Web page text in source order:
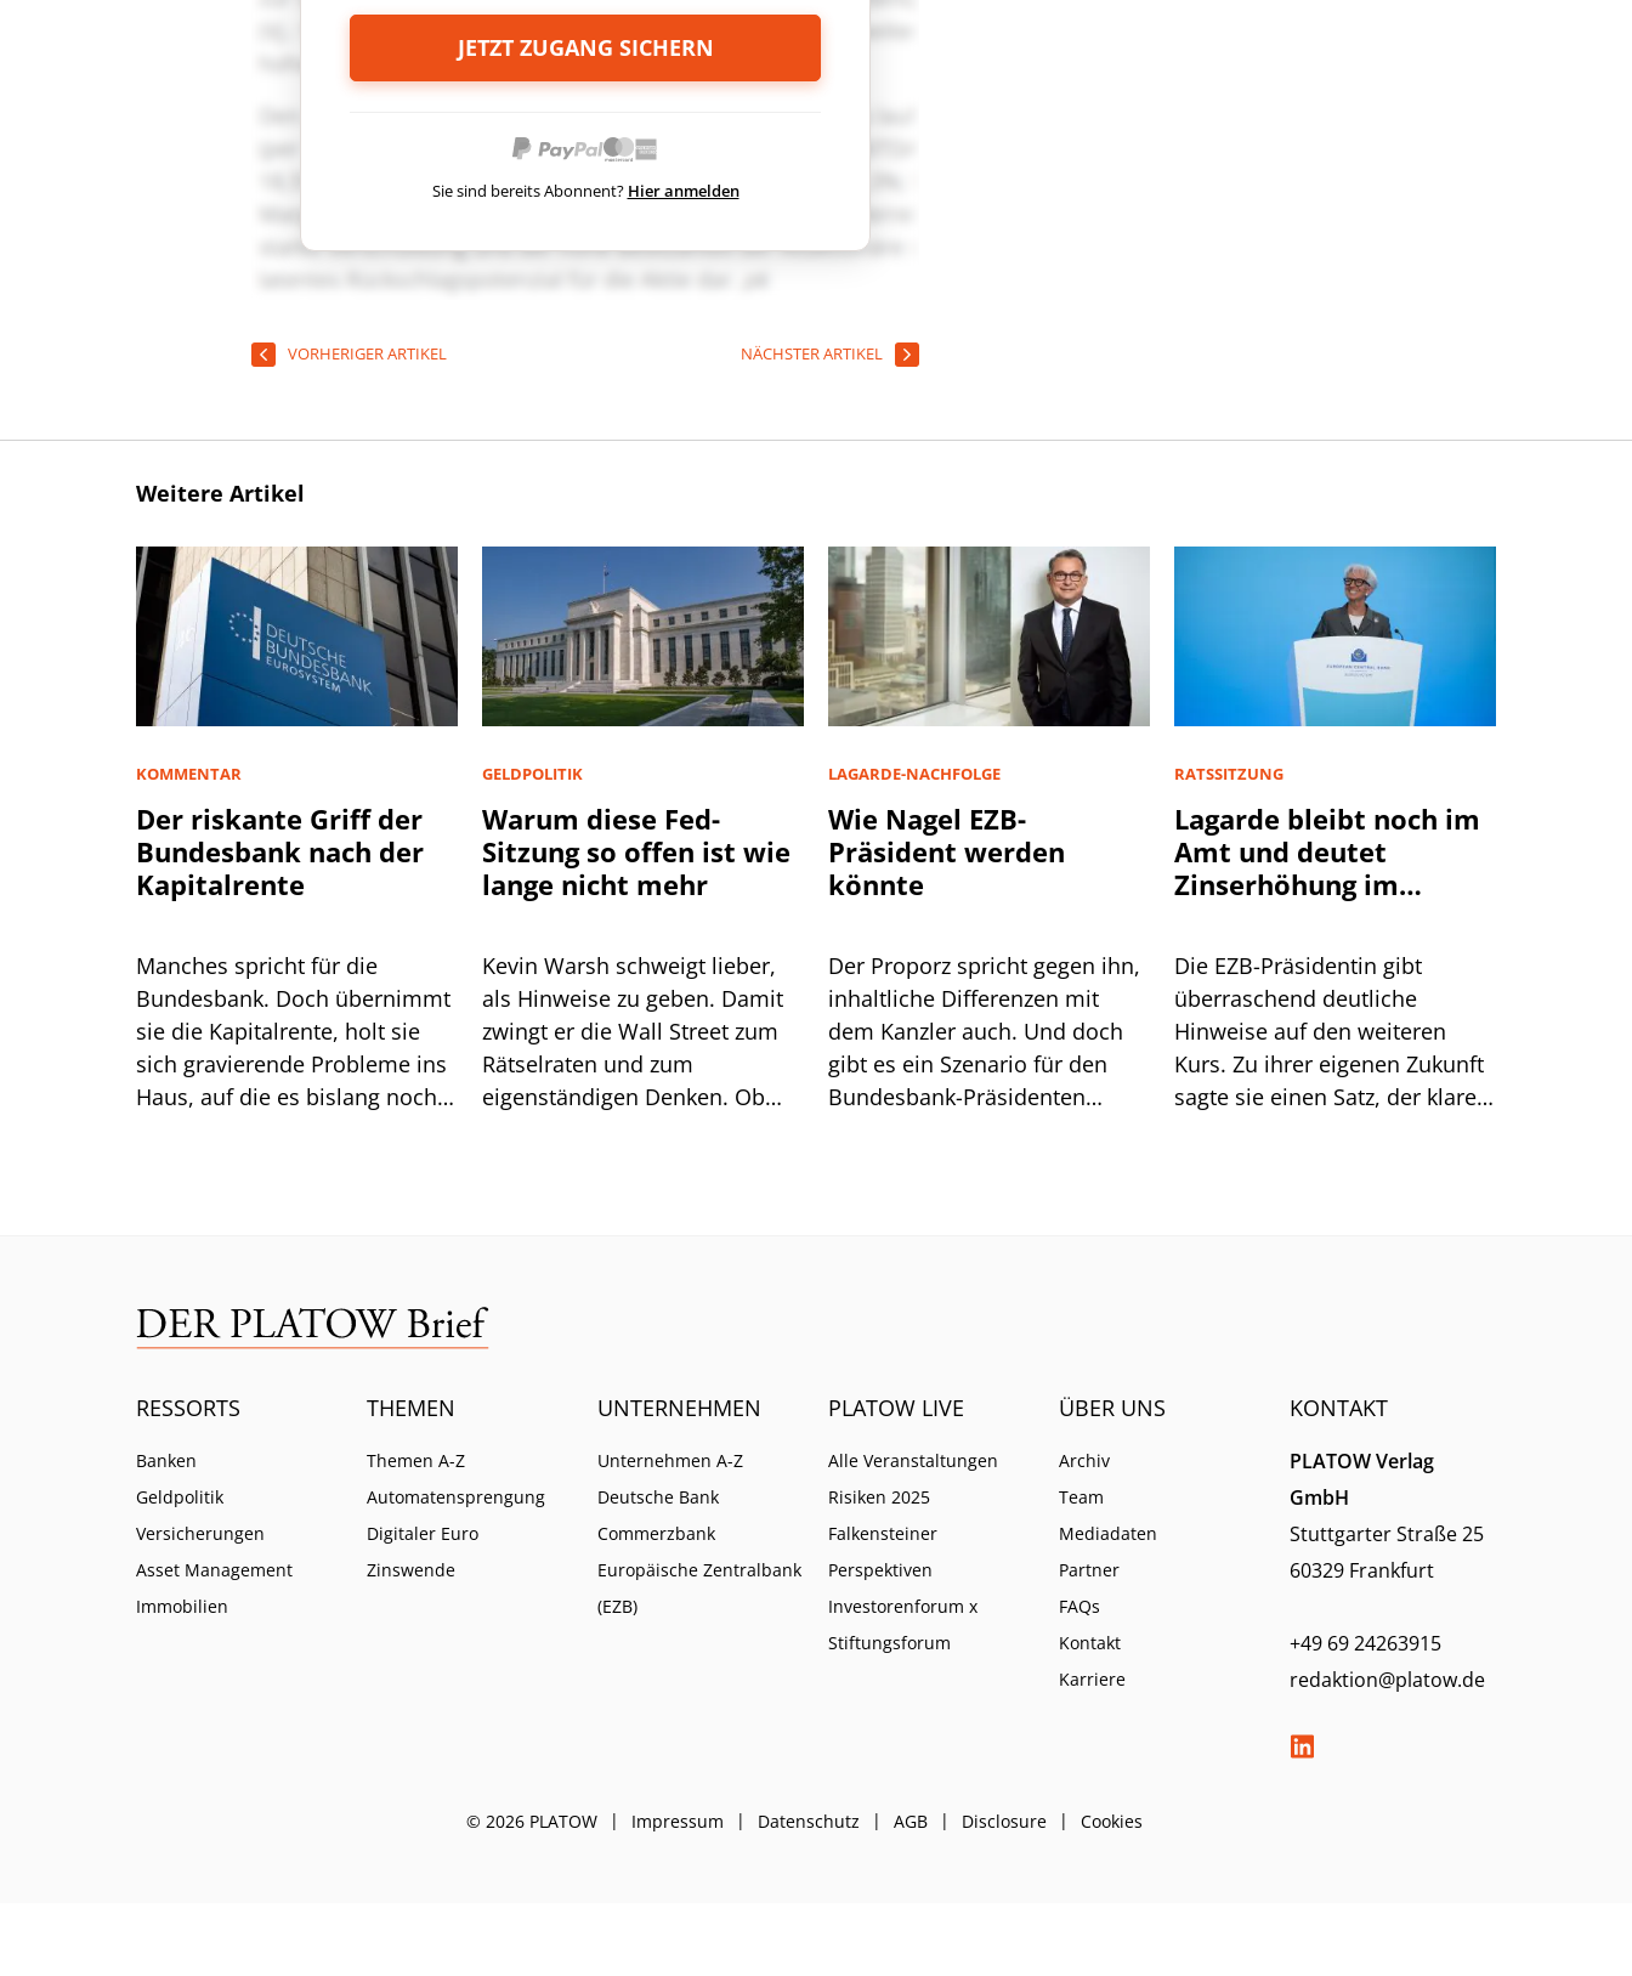
JETZT ZUGANG SICHERN
Sie sind bereits Abonnent? Hier anmelden
VORHERIGER ARTIKEL NÄCHSTER ARTIKEL
Weitere Artikel
KOMMENTAR
Der riskante Griff der
Bundesbank nach der
Kapitalrente
Manches spricht für die
Bundesbank. Doch übernimmt
sie die Kapitalrente, holt sie
sich gravierende Probleme ins
Haus, auf die es bislang noch
GELDPOLITIK
Warum diese Fed-
Sitzung so offen ist wie
lange nicht mehr
Kevin Warsh schweigt lieber,
als Hinweise zu geben. Damit
zwingt er die Wall Street zum
Rätselraten und zum
eigenständigen Denken. Ob
LAGARDE-NACHFOLGE
Wie Nagel EZB-
Präsident werden
könnte
Der Proporz spricht gegen ihn,
inhaltliche Differenzen mit
dem Kanzler auch. Und doch
gibt es ein Szenario für den
Bundesbank-Präsidenten
RATSSITZUNG
Lagarde bleibt noch im
Amt und deutet
Zinserhöhung im
Die EZB-Präsidentin gibt
überraschend deutliche
Hinweise auf den weiteren
Kurs. Zu ihrer eigenen Zukunft
sagte sie einen Satz, der klarer
RESSORTS
Banken
Geldpolitik
Versicherungen
Asset Management
Immobilien
THEMEN
Themen A-Z
Automatensprengung
Digitaler Euro
Zinswende
UNTERNEHMEN
Unternehmen A-Z
Deutsche Bank
Commerzbank
Europäische Zentralbank
(EZB)
PLATOW LIVE
Alle Veranstaltungen
Risiken 2025
Falkensteiner
Perspektiven
Investorenforum x
Stiftungsforum
ÜBER UNS
Archiv
Team
Mediadaten
Partner
FAQs
Kontakt
Karriere
KONTAKT
PLATOW Verlag
GmbH
Stuttgarter Straße 25
60329 Frankfurt
+49 69 24263915
redaktion@platow.de
© 2026 PLATOW Impressum Datenschutz AGB Disclosure Cookies